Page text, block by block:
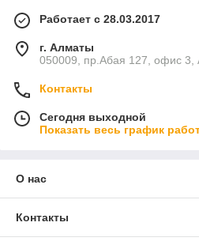
Работает с 28.03.2017
г. Алматы
050009, пр.Абая 127, офис 3,
Контакты
Сегодня выходной
Показать весь график
О нас
Контакты